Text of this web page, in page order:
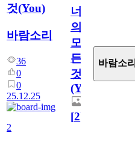
것(You)
바람소리
36
0
0
25.12.25
2
너
의
모
든
것
(You)
[2]
바람소리